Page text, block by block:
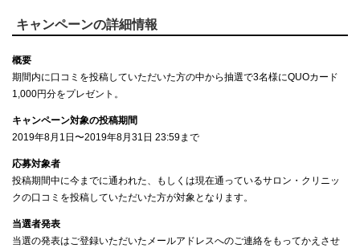
キャンペーンの詳細情報
概要
期間内に口コミを投稿していただいた方の中から抽選で3名様にQUOカード
1,000円分をプレゼント。
キャンペーン対象の投稿期間
2019年8月1日〜2019年8月31日 23:59まで
応募対象者
投稿期間中に今までに通われた、もしくは現在通っているサロン・クリニッ
クの口コミを投稿していただいた方が対象となります。
当選者発表
当選の発表はご登録いただいたメールアドレスへのご連絡をもってかえさせ